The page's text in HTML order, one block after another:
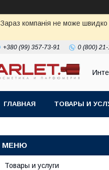
Зараз компанія не може швидко
+380 (99) 357-73-91 0 (800)
ГЛАВНАЯ ТОВАРЫ И
Товары и услуги